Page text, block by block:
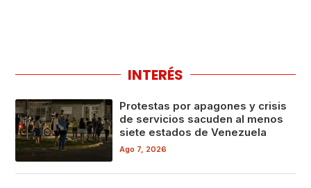
INTERÉS
Protestas por apagones y crisis
de servicios sacuden al menos
siete estados de Venezuela
Ago 7, 2026